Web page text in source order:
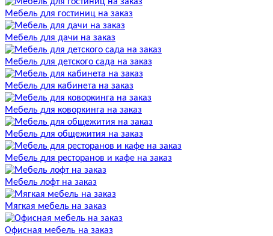
Мебель для гостиниц на заказ
Мебель для дачи на заказ
Мебель для детского сада на заказ
Мебель для кабинета на заказ
Мебель для коворкинга на заказ
Мебель для общежития на заказ
Мебель для ресторанов и кафе на заказ
Мебель лофт на заказ
Мягкая мебель на заказ
Офисная мебель на заказ